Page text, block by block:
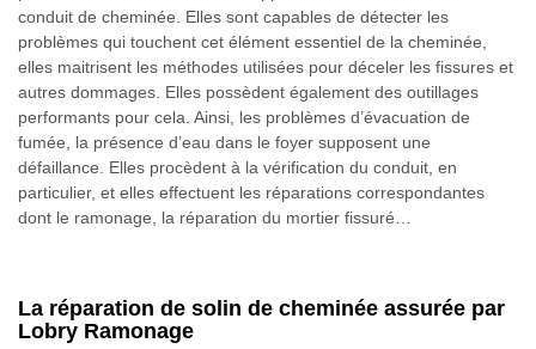
conduit de cheminée. Elles sont capables de détecter les
problèmes qui touchent cet élément essentiel de la cheminée,
elles maitrisent les méthodes utilisées pour déceler les fissures et
autres dommages. Elles possèdent également des outillages
performants pour cela. Ainsi, les problèmes d’évacuation de
fumée, la présence d’eau dans le foyer supposent une
défaillance. Elles procèdent à la vérification du conduit, en
particulier, et elles effectuent les réparations correspondantes
dont le ramonage, la réparation du mortier fissuré…
La réparation de solin de cheminée assurée par
Lobry Ramonage